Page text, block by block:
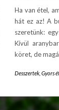
Ha van étel,
hát ez az! A
szeretünk:
Kívül
köret, de
Desszertek Gyors